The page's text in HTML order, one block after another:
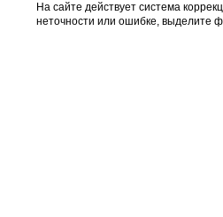
На сайте действует система
неточности или ошибке, выделите